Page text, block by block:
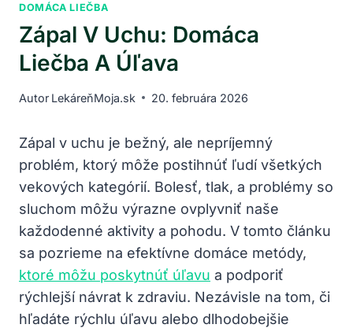
DOMÁCA LIEČBA
Zápal V Uchu: Domáca
Liečba A Úľava
Autor LekáreňMoja.sk 20. februára 2026
Zápal ​v uchu ‌je bežný,⁣ ale ‌nepríjemný
problém, ktorý môže postihnúť ľudí všetkých
vekových kategórií. Bolesť, tlak, a problémy so
sluchom môžu výrazne ovplyvniť naše
každodenné aktivity a pohodu. V tomto článku⁣
sa pozrieme na ⁤efektívne domáce⁣ metódy,
ktoré môžu poskytnúť úľavu a podporiť
rýchlejší návrat‍ k zdraviu. ‌Nezávisle ‍na​ tom, ‍či
hľadáte ‌rýchlu ‍úľavu alebo dlhodobejšie